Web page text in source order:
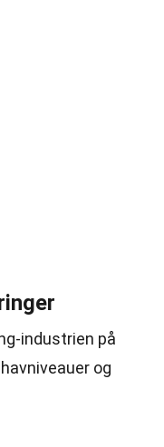
industrien på
og